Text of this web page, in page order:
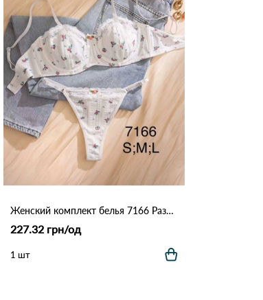
Женский комплект белья 7166 Различные цвета
227.32 грн/од
1 шт